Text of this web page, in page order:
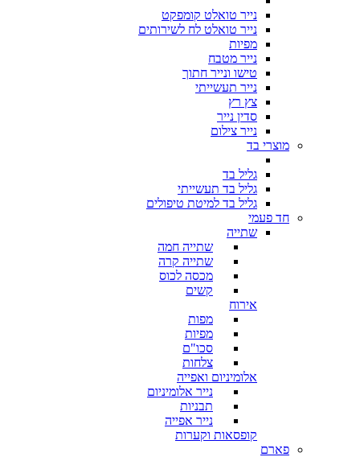
נייר טואלט קומפקט
נייר טואלט לח לשירותים
מפיות
נייר מטבח
טישו ונייר חתוך
נייר תעשייתי
צץ רץ
סדין נייר
נייר צילום
מוצרי בד
גליל בד
גליל בד תעשייתי
גליל בד למיטת טיפולים
חד פעמי
שתייה
שתייה חמה
שתייה קרה
מכסה לכוס
קשים
אירוח
מפות
מפיות
סכו"ם
צלחות
אלומיניום ואפייה
נייר אלומיניום
תבניות
נייר אפייה
קופסאות וקערות
פארם